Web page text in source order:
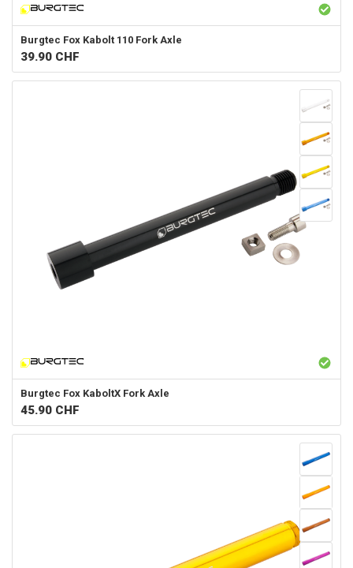
Burgtec Fox Kabolt 110 Fork Axle
39.90 CHF
Burgtec Fox KaboltX Fork Axle
45.90 CHF